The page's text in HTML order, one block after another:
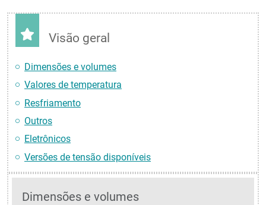
Visão geral
Dimensões e volumes
Valores de temperatura
Resfriamento
Outros
Eletrônicos
Versões de tensão disponíveis
Dimensões e volumes